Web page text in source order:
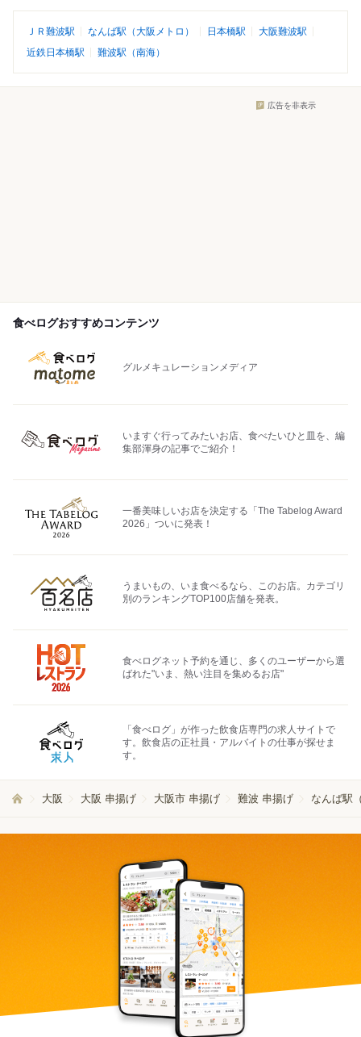
ＪＲ難波駅 なんば駅（大阪メトロ） 日本橋駅
大阪難波駅
近鉄日本橋駅
難波駅（南海）
広告を非表示
食べログおすすめコンテンツ
グルメキュレーションメディア
いますぐ行ってみたいお店、食べたいひと皿を、編
集部渾身の記事でご紹介！
一番美味しいお店を決定する「The Tabelog Award
2026」ついに発表！
うまいもの、いま食べるなら、このお店。カテゴリ
別のランキングTOP100店舗を発表。
食べログネット予約を通じ、多くのユーザーから選
ばれた"いま、熱い注目を集めるお店"
「食べログ」が作った飲食店専門の求人サイトで
す。飲食店の正社員・アルバイトの仕事が探せま
す。
大阪 大阪 串揚げ 大阪市 串揚げ 難波 串揚げ なんば駅